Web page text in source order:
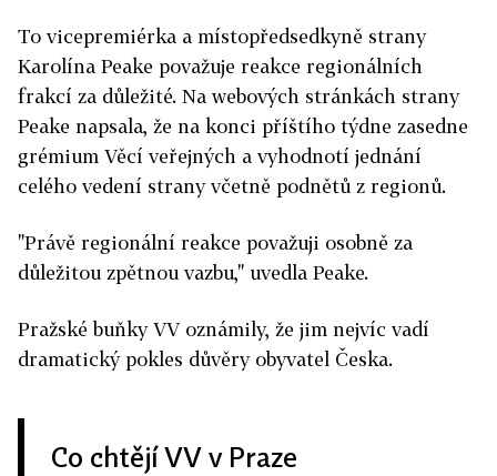
To vicepremiérka a místopředsedkyně strany
Karolína Peake považuje reakce regionálních
frakcí za důležité. Na webových stránkách strany
Peake napsala, že na konci příštího týdne zasedne
grémium Věcí veřejných a vyhodnotí jednání
celého vedení strany včetně podnětů z regionů.
"Právě regionální reakce považuji osobně za
důležitou zpětnou vazbu," uvedla Peake.
Pražské buňky VV oznámily, že jim nejvíc vadí
dramatický pokles důvěry obyvatel Česka.
Co chtějí VV v Praze